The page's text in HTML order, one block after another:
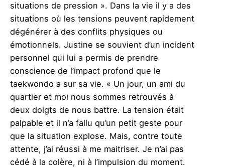
situations de pression ». Dans la vie il y a des
situations où les tensions peuvent rapidement
dégénérer à des conflits physiques ou
émotionnels. Justine se souvient d’un incident
personnel qui lui a permis de prendre
conscience de l’impact profond que le
taekwondo a sur sa vie. « Un jour, un ami du
quartier et moi nous sommes retrouvés à
deux doigts de nous battre. La tension était
palpable et il n’a fallu qu’un petit geste pour
que la situation explose. Mais, contre toute
attente, j’ai réussi à me maitriser. Je n’ai pas
cédé à la colère, ni à l’impulsion du moment.